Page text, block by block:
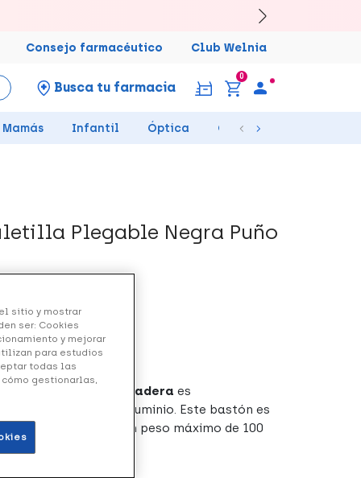
Consejo farmacéutico Club Welnia
Busca tu farmacia
0
Mamás Infantil Óptica Ortopedia
Plegable Negra Puño
Negra Puño Madera es
su fabricación en aluminio. Este bastón es
para permitir un peso máximo de 100
sitio y mostrar
ser: Cookies
y mejorar
para estudios
todas las
gestionarlas,